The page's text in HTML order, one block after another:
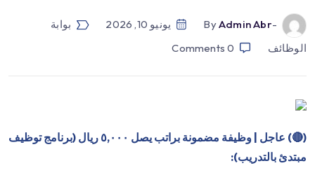
-by
Admin Abr يونيو 10, 2026
بوابة
الوظائف
0
Comments
(
🔴
) عاجل | وظيفة مضمونة براتب يصل ٥,٠٠٠ ريال (برنامج توظيف
مبتدئ بالتدريب):